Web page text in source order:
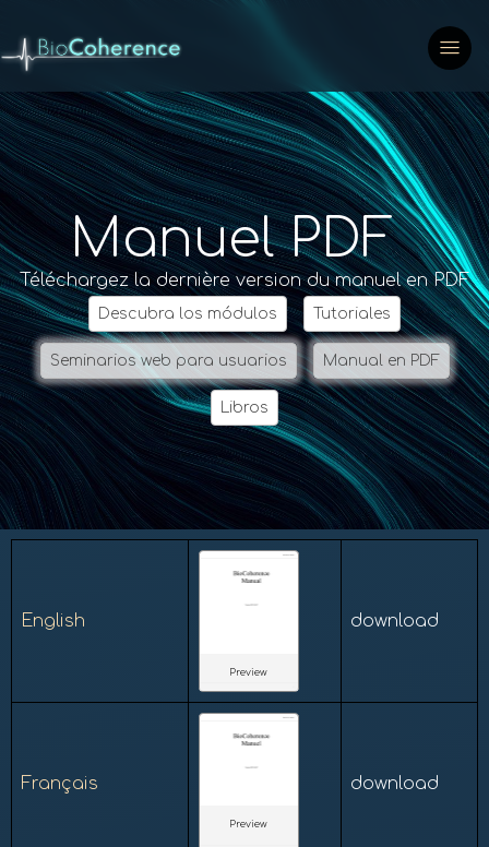
Manuel PDF
Téléchargez la dernière version du manuel en PDF
Descubra los módulos Tutoriales
Seminarios web para usuarios Manual en PDF
Libros
English
Preview
download
Français
Preview
download